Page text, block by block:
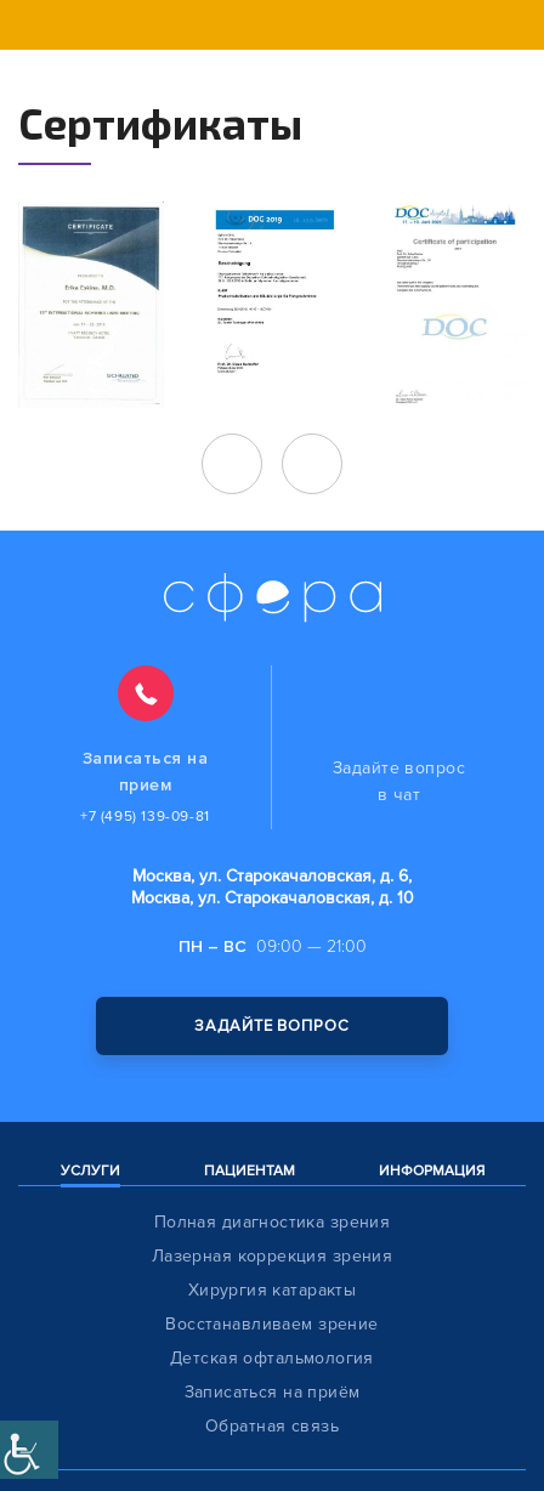
Сертификаты
Записаться на
прием
+7 (495) 139-09-81
Задайте вопрос
в чат
Москва, ул. Старокачаловская, д. 6,
Москва, ул. Старокачаловская, д. 10
ПН – ВС 09:00 — 21:00
ЗАДАЙТЕ ВОПРОС
УСЛУГИ ПАЦИЕНТАМ ИНФОРМАЦИЯ
Полная диагностика зрения
Лазерная коррекция зрения
Хирургия катаракты
Восстанавливаем зрение
Детская офтальмология
Записаться на приём
Обратная связь